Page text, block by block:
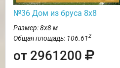
№36 Дом из бруса 8х8
Размер: 8х8 м
Общая площадь: 106.612
от 2961200